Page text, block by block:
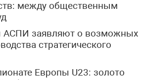
между общественным
АСПИ заявляют о возможных
стратегического
Европы U23: золото